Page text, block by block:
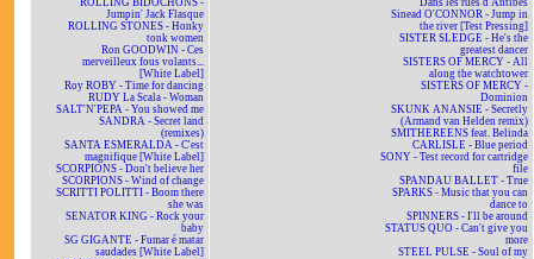
ROLLING BIDOCHONS -
Jumpin' Jack Flasque
ROLLING STONES - Honky
tonk women
Ron GOODWIN - Ces
merveilleux fous volants...
[White Label]
Roy ROBY - Time for dancing
RUDY La Scala - Woman
SALT'N'PEPA - You showed me
SANDRA - Secret land
(remixes)
SANTA ESMERALDA - C'est
magnifique [White Label]
SCORPIONS - Don't believe her
SCORPIONS - Wind of change
SCRITTI POLITTI - Boom there
she was
SENATOR KING - Rock your
baby
SG GIGANTE - Fumar é matar
saudades [White Label]
Dans les rues d'Antibes
Sinead O'CONNOR - Jump in
the river [Test Pressing]
SISTER SLEDGE - He's the
greatest dancer
SISTERS OF MERCY - All
along the watchtower
SISTERS OF MERCY -
Dominion
SKUNK ANANSIE - Secretly
(Armand van Helden remix)
SMITHEREENS feat. Belinda
CARLISLE - Blue period
SONY - Test record for cartridge
file
SPANDAU BALLET - True
SPARKS - Music that you can
dance to
SPINNERS - I'll be around
STATUS QUO - Can't give you
more
STEEL PULSE - Soul of my